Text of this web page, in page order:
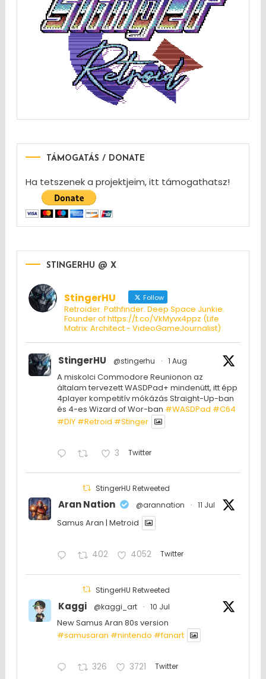
TÁMOGATÁS / DONATE
Ha tetszenek a projektjeim, itt támogathatsz!
STINGERHU @ X
StingerHU Follow
Retroider. Pathfinder. Deep Space Junkie.
Founder of https://t.co/VkMyvx4ppz (Life
Matrix: Architect - VideoGameJournalist)
StingerHU @stingerhu · 1 Aug
A miskolci Commodore Reunionon az
általam tervezett WASDPad+ mindenütt, itt épp
4player kompetitív mókázás Straight-Up-ban
és 4-es Wizard of Wor-ban #WASDPad #C64
#DIY #Retroid #Stinger
3 Twitter
StingerHU Retweeted
Aran Nation @arannation · 11 Jul
Samus Aran | Metroid
402 4052 Twitter
StingerHU Retweeted
Kaggi @kaggi_art · 10 Jul
New Samus Aran 80s version
#samusaran #nintendo #fanartㅤㅤㅤㅤ
326 3721 Twitter